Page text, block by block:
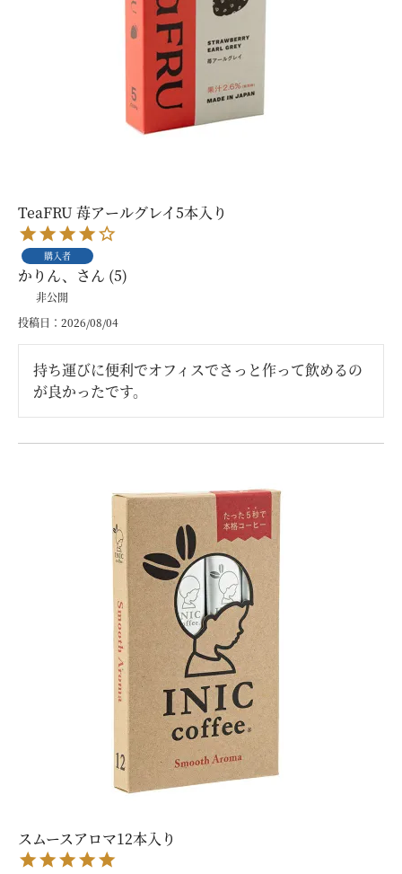
TeaFRU 苺アールグレイ5本入り
購入者
かりん、 5
非公開
投稿日
2026/08/04
持ち運びに便利でオフィスでさっと作って飲めるの
が良かったです。
スムースアロマ12本入り